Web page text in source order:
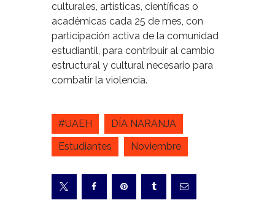
culturales, artísticas, científicas o
académicas cada 25 de mes, con
participación activa de la comunidad
estudiantil, para contribuir al cambio
estructural y cultural necesario para
combatir la violencia.
#UAEH
DÍA NARANJA
Estudiantes
Noviembre